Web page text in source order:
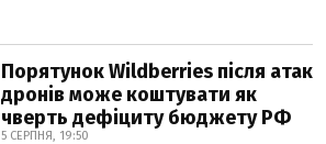
Порятунок Wildberries після атак
дронів може коштувати як
чверть дефіциту бюджету РФ
5 СЕРПНЯ, 19:50